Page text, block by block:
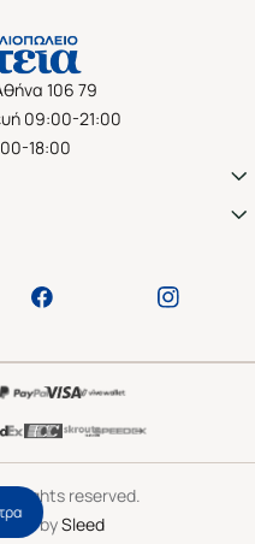
106 79
09:00-21:00
18:00
rights reserved.
bySleed